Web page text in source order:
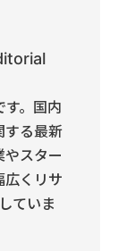
。国内
する最新
やスター
広くリサ
ていま